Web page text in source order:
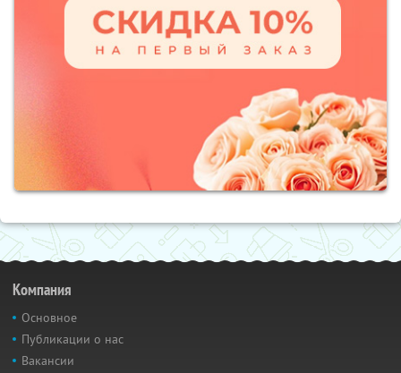
Компания
Основное
Публикации о нас
Вакансии